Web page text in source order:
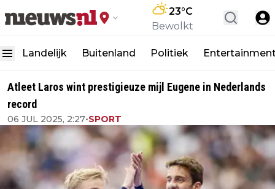
23°C
Bewolkt
Landelijk Buitenland Politiek
Atleet Laros wint prestigieuze mijl Eugene in Nederlands
record
06 JUL 2025, 2:27•SPORT